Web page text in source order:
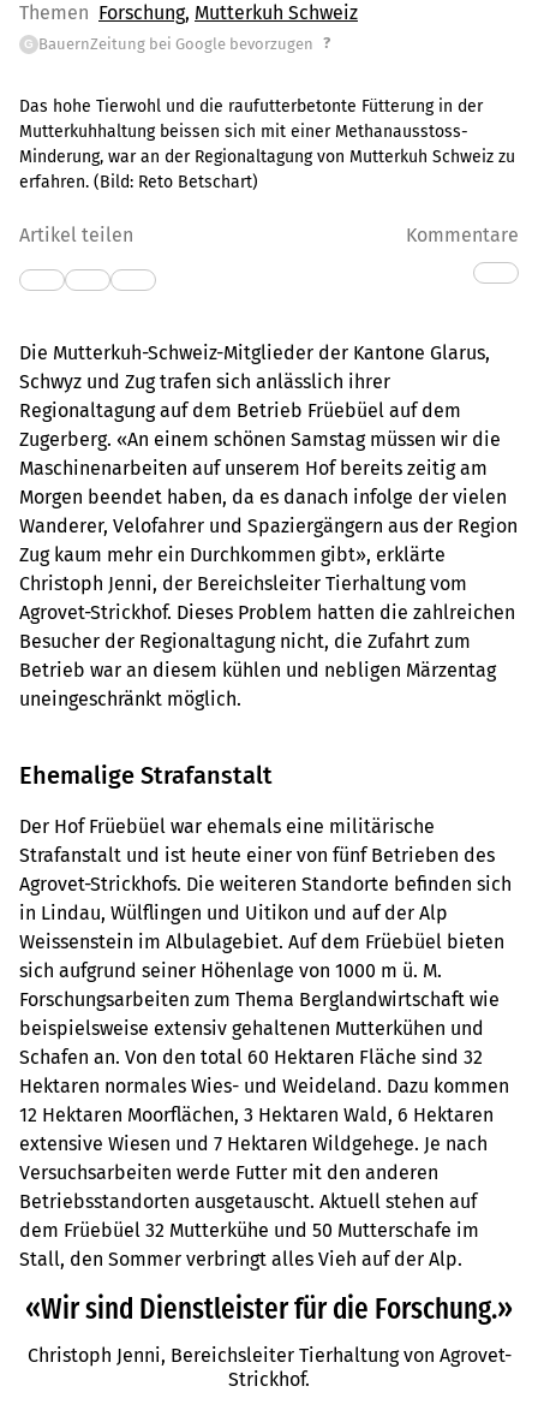
Themen Forschung Mutterkuh Schweiz
G BauernZeitung bei Google bevorzugen ?
Das hohe Tierwohl und die raufutterbetonte Fütterung in der
Mutterkuhhaltung beissen sich mit einer Methanausstoss-
Minderung, war an der Regionaltagung von Mutterkuh Schweiz zu
erfahren. (Bild: Reto Betschart)
Artikel teilen Kommentare
Die Mutterkuh-Schweiz-Mitglieder der Kantone Glarus,
Schwyz und Zug trafen sich anlässlich ihrer
Regionaltagung auf dem Betrieb Früebüel auf dem
Zugerberg. «An einem schönen Samstag müssen wir die
Maschinenarbeiten auf unserem Hof bereits zeitig am
Morgen beendet haben, da es danach infolge der vielen
Wanderer, Velofahrer und Spaziergängern aus der Region
Zug kaum mehr ein Durchkommen gibt», erklärte
Christoph Jenni, der Bereichsleiter Tierhaltung vom
Agrovet-Strickhof. Dieses Problem hatten die zahlreichen
Besucher der Regionaltagung nicht, die Zufahrt zum
Betrieb war an diesem kühlen und nebligen Märzentag
uneingeschränkt möglich.
Ehemalige Strafanstalt
Der Hof Früebüel war ehemals eine militärische
Strafanstalt und ist heute einer von fünf Betrieben des
Agrovet-Strickhofs. Die weiteren Standorte befinden sich
in Lindau, Wülflingen und Uitikon und auf der Alp
Weissenstein im Albulagebiet. Auf dem Früebüel bieten
sich aufgrund seiner Höhenlage von 1000 m ü. M.
Forschungsarbeiten zum Thema Berglandwirtschaft wie
beispielsweise extensiv gehaltenen Mutterkühen und
Schafen an. Von den total 60 Hektaren Fläche sind 32
Hektaren normales Wies- und Weideland. Dazu kommen
12 Hektaren Moorflächen, 3 Hektaren Wald, 6 Hektaren
extensive Wiesen und 7 Hektaren Wildgehege. Je nach
Versuchsarbeiten werde Futter mit den anderen
Betriebsstandorten ausgetauscht. Aktuell stehen auf
dem Früebüel 32 Mutterkühe und 50 Mutterschafe im
Stall, den Sommer verbringt alles Vieh auf der Alp.
«Wir sind Dienstleister für die Forschung.»
Christoph Jenni, Bereichsleiter Tierhaltung von Agrovet-
Strickhof.